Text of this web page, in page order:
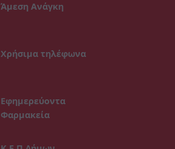
Άμεση Ανάγκη
Χρήσιμα τηλέφωνα
Εφημερεύοντα
Φαρμακεία